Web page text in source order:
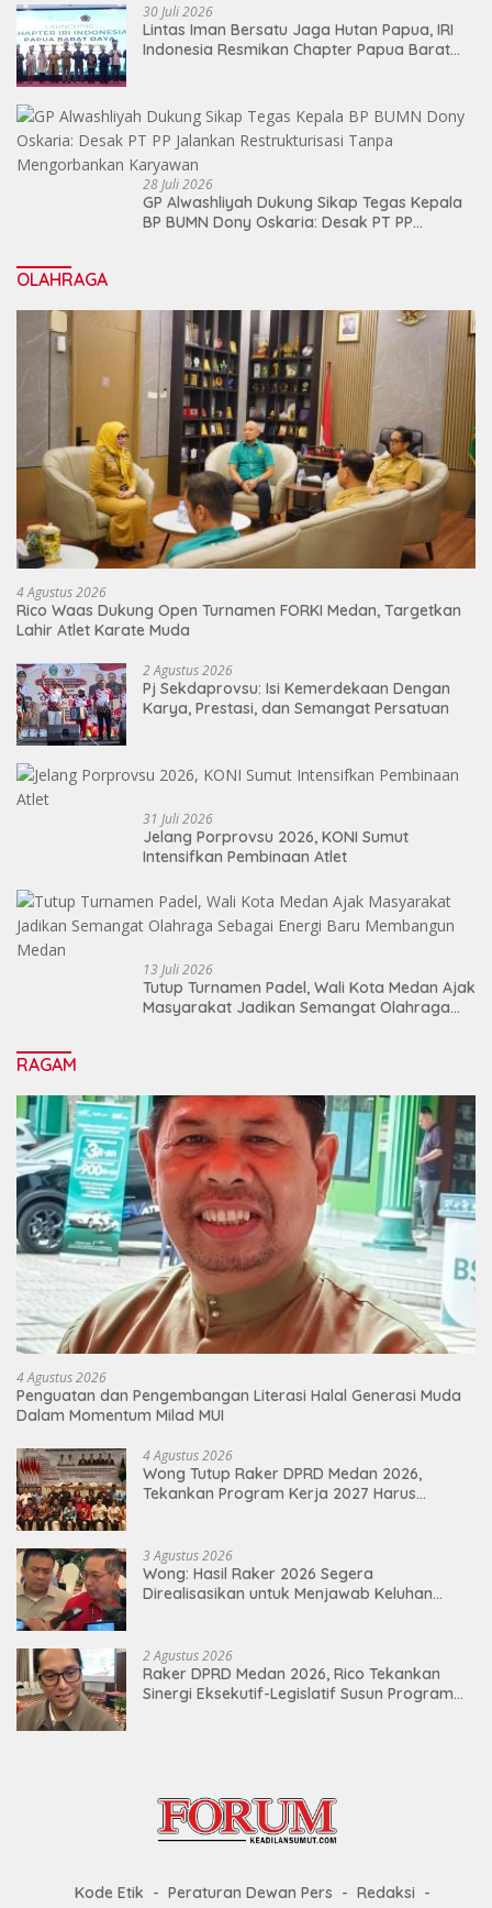
30 Juli 2026
Lintas Iman Bersatu Jaga Hutan Papua, IRI
Indonesia Resmikan Chapter Papua Barat
28 Juli 2026
GP Alwashliyah Dukung Sikap Tegas Kepala
BP BUMN Dony Oskaria: Desak PT PP
OLAHRAGA
4 Agustus 2026
Rico Waas Dukung Open Turnamen FORKI Medan, Targetkan
Lahir Atlet Karate Muda
2 Agustus 2026
Pj Sekdaprovsu: Isi Kemerdekaan Dengan
Karya, Prestasi, dan Semangat Persatuan
31 Juli 2026
Jelang Porprovsu 2026, KONI Sumut
Intensifkan Pembinaan Atlet
13 Juli 2026
Tutup Turnamen Padel, Wali Kota Medan Ajak
Masyarakat Jadikan Semangat Olahraga
RAGAM
4 Agustus 2026
Penguatan dan Pengembangan Literasi Halal Generasi Muda
Dalam Momentum Milad MUI
4 Agustus 2026
Wong Tutup Raker DPRD Medan 2026,
Tekankan Program Kerja 2027 Harus
3 Agustus 2026
Wong: Hasil Raker 2026 Segera
Direalisasikan untuk Menjawab Keluhan
2 Agustus 2026
Raker DPRD Medan 2026, Rico Tekankan
Sinergi Eksekutif-Legislatif Susun Program
Kode Etik Peraturan Dewan Pers
Redaksi